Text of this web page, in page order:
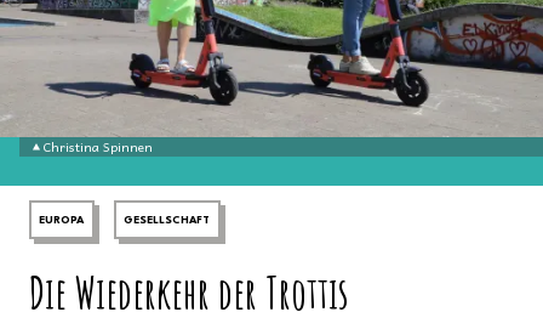
Christina Spinnen
EUROPA GESELLSCHAFT
Die Wiederkehr der Trottis